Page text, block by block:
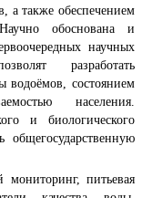
а также обеспечением
обоснована и
научных
разработать
водоёмов, состоянием
населения.
и биологического
общегосударственную
мониторинг, питьевая